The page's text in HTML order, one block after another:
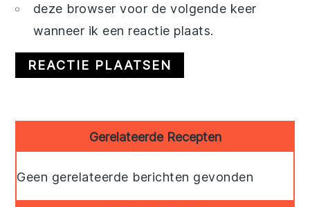
deze browser voor de volgende keer
wanneer ik een reactie plaats.
Sidebar
Gerelateerde Recepten
Geen gerelateerde berichten gevonden